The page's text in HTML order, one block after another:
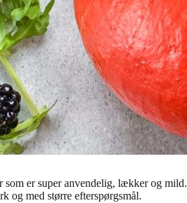
er super anvendelig, lækker og mild.
og med større efterspørgsmål.